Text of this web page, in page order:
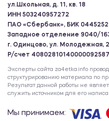
ул.Школьная, д. 11, кв. 18
ИНН 503240957272
ПАО «Сбербанк», БИК
Западное отделение 9040/
г. Одинцово, ул. Молодежная,
Р/счет 40802810140000092587
Эксперты сайта za4etka.info
структурированию материала по
Результат данной работы не
служить источником для его
Мы принимаем: